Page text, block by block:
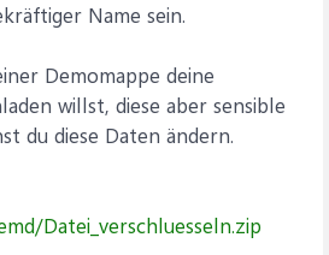
Name sein.
Demomappe deine
willst, diese aber sensible
du diese Daten ändern.
Datei_verschluesseln.zip